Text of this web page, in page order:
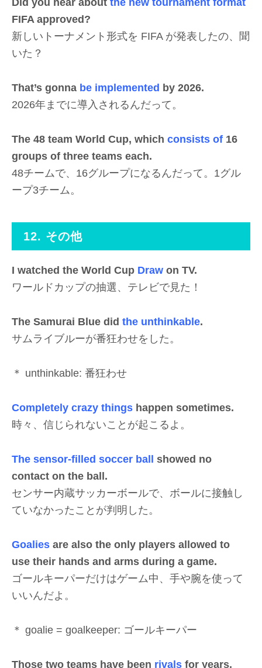
FIFA approved?
新しいトーナメント形式を FIFA が発表したの、聞
いた？
That’s gonna be implemented by 2026.
2026年までに導入されるんだって。
The 48 team World Cup, which consists of 16
groups of three teams each.
48チームで、16グループになるんだって。1グル
ープ3チーム。
12. その他
I watched the World Cup Draw on TV.
ワールドカップの抽選、テレビで見た！
The Samurai Blue did the unthinkable.
サムライブルーが番狂わせをした。
＊ unthinkable: 番狂わせ
Completely crazy things happen sometimes.
時々、信じられないことが起こるよ。
The sensor-filled soccer ball showed no
contact on the ball.
センサー内蔵サッカーボールで、ボールに接触し
ていなかったことが判明した。
Goalies are also the only players allowed to
use their hands and arms during a game.
ゴールキーパーだけはゲーム中、手や腕を使って
いいんだよ。
＊ goalie = goalkeeper: ゴールキーパー
Those two teams have been rivals for years.